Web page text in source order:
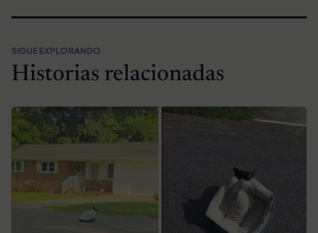
SIGUE EXPLORANDO
Historias relacionadas